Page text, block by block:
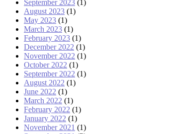
September 2023 (1)
August 2023 (1)
May 2023 (1)
March 2023 (1)
February 2023 (1)
December 2022 (1)
November 2022 (1)
October 2022 (1)
September 2022 (1)
August 2022 (1)
June 2022 (1)
March 2022 (1)
February 2022 (1)
January 2022 (1)
November 2021 (1)